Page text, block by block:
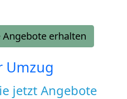
Angebote erhalten
Umzug
jetzt Angebote